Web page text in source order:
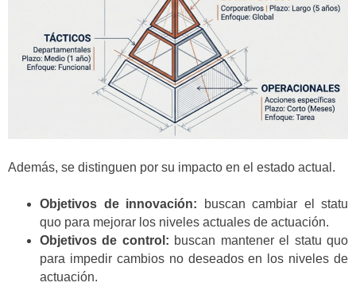
Además, se distinguen por su impacto en el estado actual.
Objetivos de innovación: buscan cambiar el statu
quo para mejorar los niveles actuales de actuación.
Objetivos de control: buscan mantener el statu quo
para impedir cambios no deseados en los niveles de
actuación.